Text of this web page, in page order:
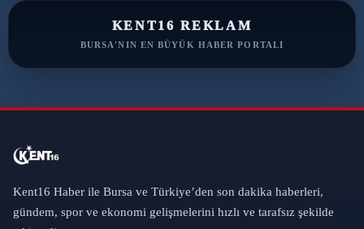
KENT16 REKLAM
BURSA'NIN EN BÜYÜK HABER PORTALI
Kent16 Haber ile Bursa ve Türkiye’den son dakika haberleri,
gündem, spor ve ekonomi gelişmelerini hızlı ve tarafsız şekilde